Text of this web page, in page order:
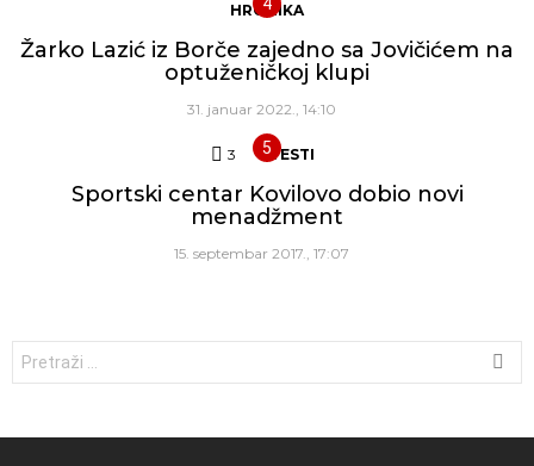
HRONIKA
Žarko Lazić iz Borče zajedno sa Jovičićem na
optuženičkoj klupi
31. januar 2022., 14:10
3 Komentara
VESTI
Sportski centar Kovilovo dobio novi
menadžment
15. septembar 2017., 17:07